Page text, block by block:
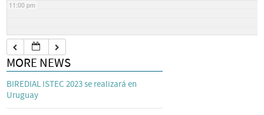
11:00 pm
MORE NEWS
BIREDIAL ISTEC 2023 se realizará en
Uruguay